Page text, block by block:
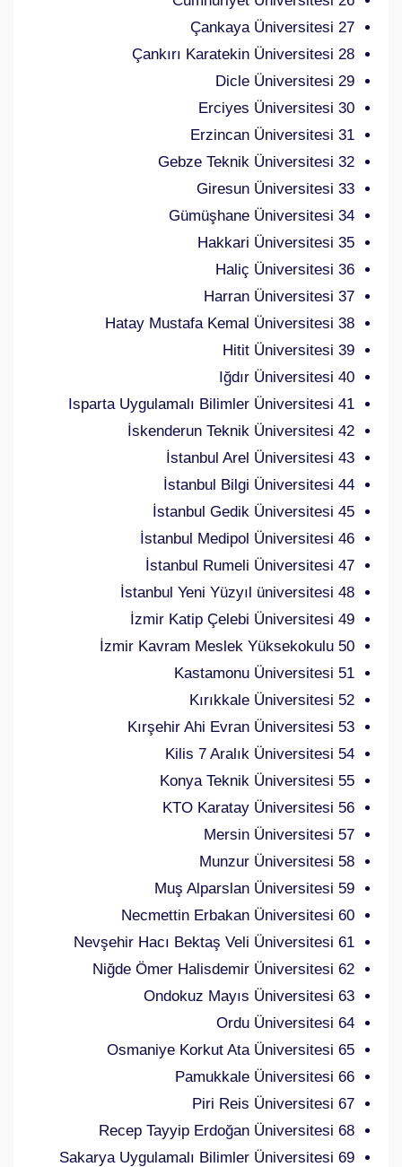
27 Çankaya Üniversitesi
28 Çankırı Karatekin Üniversitesi
29 Dicle Üniversitesi
30 Erciyes Üniversitesi
31 Erzincan Üniversitesi
32 Gebze Teknik Üniversitesi
33 Giresun Üniversitesi
34 Gümüşhane Üniversitesi
35 Hakkari Üniversitesi
36 Haliç Üniversitesi
37 Harran Üniversitesi
38 Hatay Mustafa Kemal Üniversitesi
39 Hitit Üniversitesi
40 Iğdır Üniversitesi
41 Isparta Uygulamalı Bilimler Üniversitesi
42 İskenderun Teknik Üniversitesi
43 İstanbul Arel Üniversitesi
44 İstanbul Bilgi Üniversitesi
45 İstanbul Gedik Üniversitesi
46 İstanbul Medipol Üniversitesi
47 İstanbul Rumeli Üniversitesi
48 İstanbul Yeni Yüzyıl üniversitesi
49 İzmir Katip Çelebi Üniversitesi
50 İzmir Kavram Meslek Yüksekokulu
51 Kastamonu Üniversitesi
52 Kırıkkale Üniversitesi
53 Kırşehir Ahi Evran Üniversitesi
54 Kilis 7 Aralık Üniversitesi
55 Konya Teknik Üniversitesi
56 KTO Karatay Üniversitesi
57 Mersin Üniversitesi
58 Munzur Üniversitesi
59 Muş Alparslan Üniversitesi
60 Necmettin Erbakan Üniversitesi
61 Nevşehir Hacı Bektaş Veli Üniversitesi
62 Niğde Ömer Halisdemir Üniversitesi
63 Ondokuz Mayıs Üniversitesi
64 Ordu Üniversitesi
65 Osmaniye Korkut Ata Üniversitesi
66 Pamukkale Üniversitesi
67 Piri Reis Üniversitesi
68 Recep Tayyip Erdoğan Üniversitesi
69 Sakarya Uygulamalı Bilimler Üniversitesi